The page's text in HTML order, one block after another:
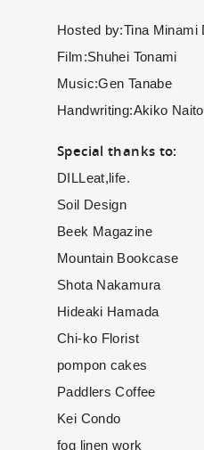
Hosted by:Tina Minami
Film:Shuhei Tonami
Music:Gen Tanabe
Handwriting:Akiko
Special thanks to:
DILLeat,life.
Soil Design
Beek Magazine
Mountain Bookcase
Shota Nakamura
Hideaki Hamada
Chi-ko Florist
pompon cakes
Paddlers Coffee
Kei Condo
fog linen work